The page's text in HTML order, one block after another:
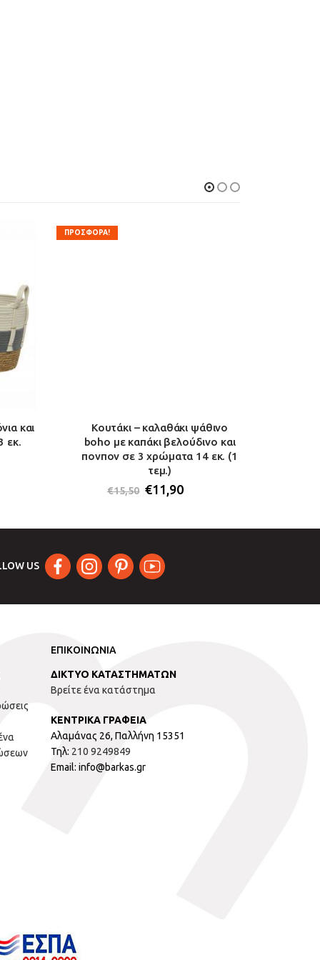
και
εκ.
ΠΡΟΣΦΟΡΑ!
Κουτάκι – καλαθάκι ψάθινο
boho με καπάκι βελούδινο και
πονπον σε 3 χρώματα 14 εκ. (1
τεμ.)
€15,50 €11,90
US
ΕΠΙΚΟΙΝΩΝΙΑ
ΔΙΚΤΥΟ ΚΑΤΑΣΤΗΜΑΤΩΝ
Βρείτε ένα κατάστημα
ΚΕΝΤΡΙΚΑ ΓΡΑΦΕΙΑ
Αλαμάνας 26, Παλλήνη 15351
Τηλ: 210 9249849
Email: info@barkas.gr